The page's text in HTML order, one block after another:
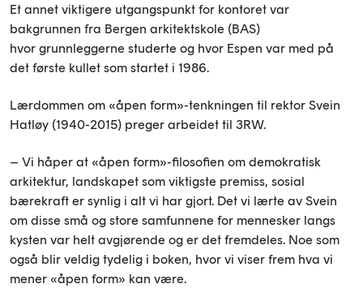
Et annet viktigere utgangspunkt for kontoret var
bakgrunnen fra Bergen arkitektskole (BAS)
hvor grunnleggerne studerte og hvor Espen var med på
det første kullet som startet i 1986.
Lærdommen om «åpen form»-tenkningen til rektor Svein
Hatløy (1940-2015) preger arbeidet til 3RW.
– Vi håper at «åpen form»-filosofien om demokratisk
arkitektur, landskapet som viktigste premiss, sosial
bærekraft er synlig i alt vi har gjort. Det vi lærte av Svein
om disse små og store samfunnene for mennesker langs
kysten var helt avgjørende og er det fremdeles. Noe som
også blir veldig tydelig i boken, hvor vi viser frem hva vi
mener «åpen form» kan være.